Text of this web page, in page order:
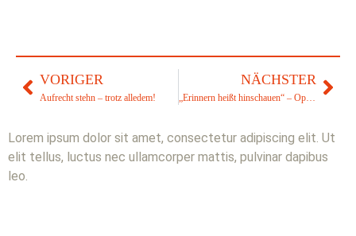
VORIGER
Aufrecht stehn – trotz alledem!
NÄCHSTER
„Erinnern heißt hinschauen“ – Open-Air-Kino und Filmgespräch mit den Dokumentarfilmen „Einhundertvier“ und „Moria Six“ am 20. Juni
Lorem ipsum dolor sit amet, consectetur adipiscing elit. Ut
elit tellus, luctus nec ullamcorper mattis, pulvinar dapibus
leo.